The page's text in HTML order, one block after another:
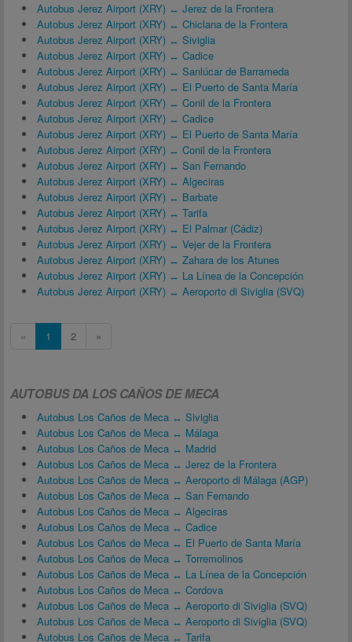
Autobus Jerez Airport (XRY) ↔ Jerez de la Frontera
Autobus Jerez Airport (XRY) ↔ Chiclana de la Frontera
Autobus Jerez Airport (XRY) ↔ Siviglia
Autobus Jerez Airport (XRY) ↔ Cadice
Autobus Jerez Airport (XRY) ↔ Sanlúcar de Barrameda
Autobus Jerez Airport (XRY) ↔ El Puerto de Santa María
Autobus Jerez Airport (XRY) ↔ Conil de la Frontera
Autobus Jerez Airport (XRY) ↔ Cadice
Autobus Jerez Airport (XRY) ↔ El Puerto de Santa María
Autobus Jerez Airport (XRY) ↔ Conil de la Frontera
Autobus Jerez Airport (XRY) ↔ San Fernando
Autobus Jerez Airport (XRY) ↔ Algeciras
Autobus Jerez Airport (XRY) ↔ Barbate
Autobus Jerez Airport (XRY) ↔ Tarifa
Autobus Jerez Airport (XRY) ↔ El Palmar (Cádiz)
Autobus Jerez Airport (XRY) ↔ Vejer de la Frontera
Autobus Jerez Airport (XRY) ↔ Zahara de los Atunes
Autobus Jerez Airport (XRY) ↔ La Línea de la Concepción
Autobus Jerez Airport (XRY) ↔ Aeroporto di Siviglia (SVQ)
« 1 2 »
AUTOBUS DA LOS CAÑOS DE MECA
Autobus Los Caños de Meca ↔ Siviglia
Autobus Los Caños de Meca ↔ Málaga
Autobus Los Caños de Meca ↔ Madrid
Autobus Los Caños de Meca ↔ Jerez de la Frontera
Autobus Los Caños de Meca ↔ Aeroporto di Málaga (AGP)
Autobus Los Caños de Meca ↔ San Fernando
Autobus Los Caños de Meca ↔ Algeciras
Autobus Los Caños de Meca ↔ Cadice
Autobus Los Caños de Meca ↔ El Puerto de Santa María
Autobus Los Caños de Meca ↔ Torremolinos
Autobus Los Caños de Meca ↔ La Línea de la Concepción
Autobus Los Caños de Meca ↔ Cordova
Autobus Los Caños de Meca ↔ Aeroporto di Siviglia (SVQ)
Autobus Los Caños de Meca ↔ Aeroporto di Siviglia (SVQ)
Autobus Los Caños de Meca ↔ Tarifa